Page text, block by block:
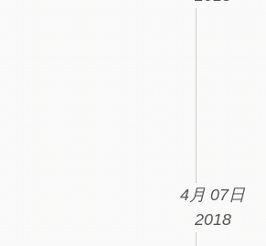
4月 07日
2018